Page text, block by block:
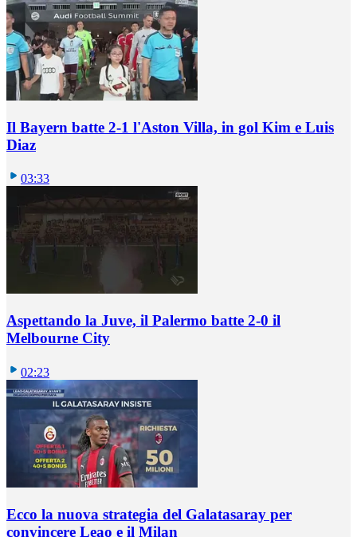
Il Bayern batte 2-1 l'Aston Villa, in gol Kim e Luis
Diaz
03:33
Aspettando la Juve, il Palermo batte 2-0 il
Melbourne City
02:23
Ecco la nuova strategia del Galatasaray per
convincere Leao e il Milan